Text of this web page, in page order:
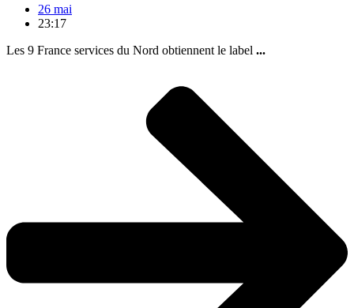
26 mai
23:17
Les 9 France services du Nord obtiennent le label ...